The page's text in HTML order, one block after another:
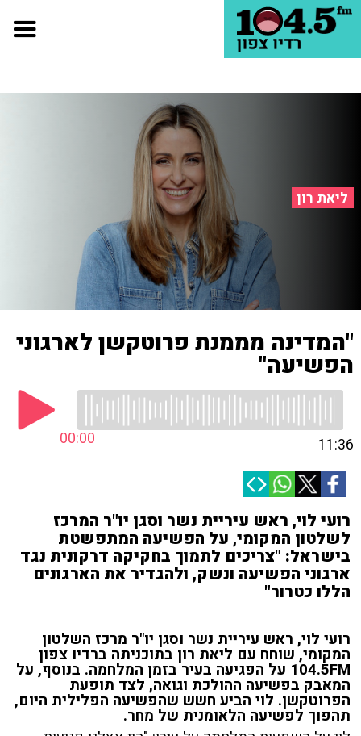
ליאת רון
"המדינה מממנת פרוטקשן לארגוני
הפשיעה"
00:00 11:36
רועי לוי, ראש עיריית נשר וסגן יו"ר המרכז
לשלטון המקומי, על הפשיעה המתפשטת
בישראל: "צריכים לתמוך בחקיקה דרקונית נגד
ארגוני הפשיעה ונשק, ולהגדיר את הארגונים
הללו כטרור"
רועי לוי, ראש עיריית נשר וסגן יו"ר מרכז השלטון
המקומי, שוחח עם ליאת רון בתוכניתה ברדיו צפון
104.5FM על הפגיעה בעיר בזמן המלחמה. בנוסף, על
המאבק בפשיעה ההולכת וגואה, לצד תופעת
הפרוטקשן. לוי הביע חשש שהפשיעה הפלילית היום,
תהפוך לפשיעה הלאומנית של מחר.